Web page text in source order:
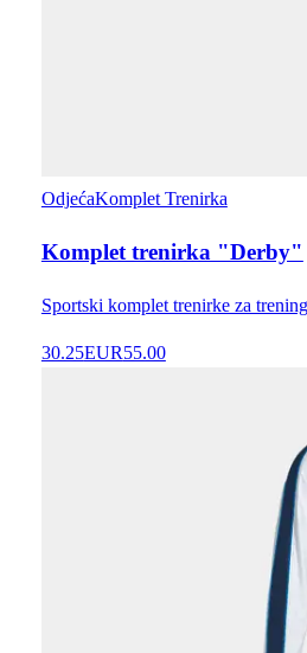
OdjećaKomplet Trenirka
Komplet trenirka "Derby"
Sportski komplet trenirke za
30.25EUR55.00